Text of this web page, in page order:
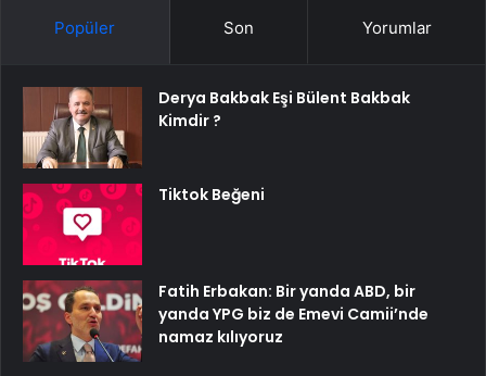
Popüler Son Yorumlar
Derya Bakbak Eşi Bülent Bakbak
Kimdir ?
Tiktok Beğeni
Fatih Erbakan: Bir yanda ABD, bir
yanda YPG biz de Emevi Camii’nde
namaz kılıyoruz